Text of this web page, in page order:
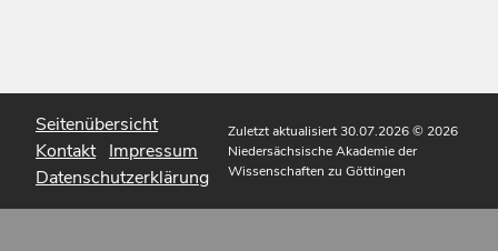
Seitenübersicht
Kontakt Impressum
Datenschutzerklärung
Zuletzt aktualisiert 30.07.2026© 2026
Niedersächsische Akademie der
Wissenschaften zu Göttingen